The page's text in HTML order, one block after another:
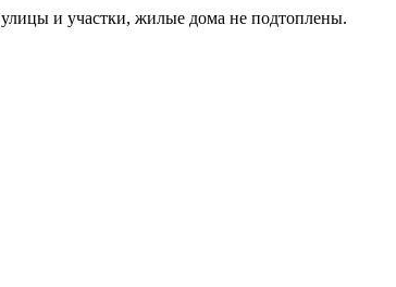
и участки, жилые дома не подтоплены.